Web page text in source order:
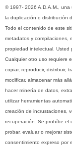
© 1997- 2026 A.D.A.M., una
la duplicación o distribución
Todo el contenido de este
metadatos y compilaciones,
propiedad intelectual. Usted
Cualquier otro uso requiere
copiar, reproducir, distribuir,
modificar, almacenar más
hacer minería de datos,
utilizar herramientas
creación de incrustaciones,
recuperación. Se prohíbe el
probar, evaluar o mejorar
consentimiento expreso por